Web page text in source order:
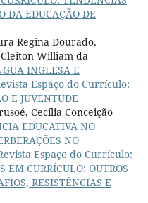
DA EDUCAÇÃO DE
Regina Dourado,
William da
INGLESA E
Espaço do Currículo:
E JUVENTUDE
Cecília Conceição
EDUCATIVA NO
NO
Espaço do Currículo:
CURRÍCULO: OUTROS
RESISTÊNCIAS E